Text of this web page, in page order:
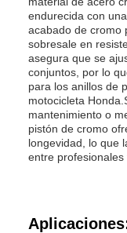
endurecida con
acabado de cromo
sobresale en
asegura que se
conjuntos, por lo
para los anillos de
motocicleta
mantenimiento o
pistón de cromo
longevidad, lo que
entre profesionales